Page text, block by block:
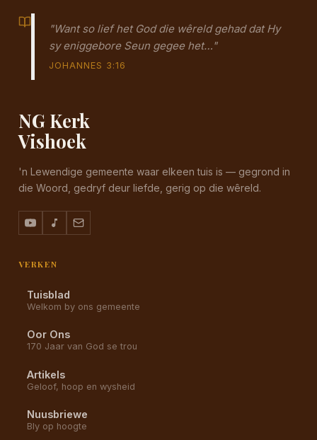
"Want so lief het God die wêreld gehad dat Hy
sy eniggebore Seun gegee het…"
JOHANNES 3:16
NG Kerk
Vishoek
'n Lewendige gemeente waar elkeen tuis is — gegrond in
die Woord, gedryf deur liefde, gerig op die wêreld.
VERKEN
Tuisblad
Welkom by ons gemeente
Oor Ons
170 Jaar van God se trou
Artikels
Geloof, hoop en wysheid
Nuusbriewe
Bly op hoogte